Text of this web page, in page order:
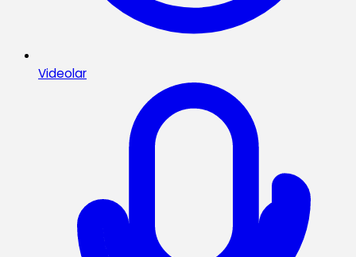
Videolar